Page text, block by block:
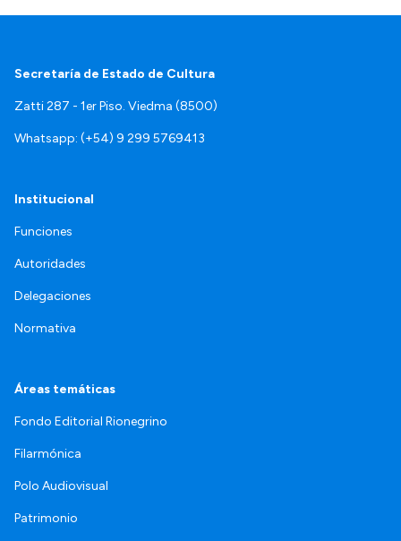
Secretaría de Estado de Cultura
Zatti 287 - 1er Piso. Viedma (8500)
Whatsapp: (+54) 9 299 5769413
Institucional
Funciones
Autoridades
Delegaciones
Normativa
Áreas temáticas
Fondo Editorial Rionegrino
Filarmónica
Polo Audiovisual
Patrimonio